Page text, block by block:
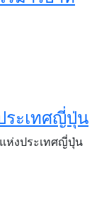
ระเทศญี่ปุ่น
ห่งประเทศญี่ปุ่น